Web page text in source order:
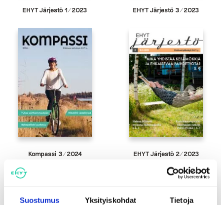
Suostumus Yksityiskohdat Tietoja
EHYT Järjestö 1/2023 EHYT Järjestö 3/2023
Kompassi 3/2024 EHYT Järjestö 2/2023